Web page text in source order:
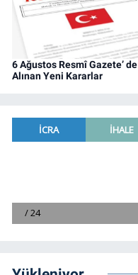
6 Ağustos Resmî Gazete’ de
Alınan Yeni Kararlar